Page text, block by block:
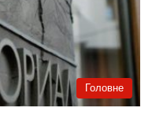
Головне